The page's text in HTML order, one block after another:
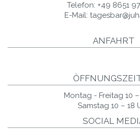
Telefon: +49 8651
E-Mail:
ANFAHRT
Montag - Freitag 10
Samstag 10 – 18
SOCIAL